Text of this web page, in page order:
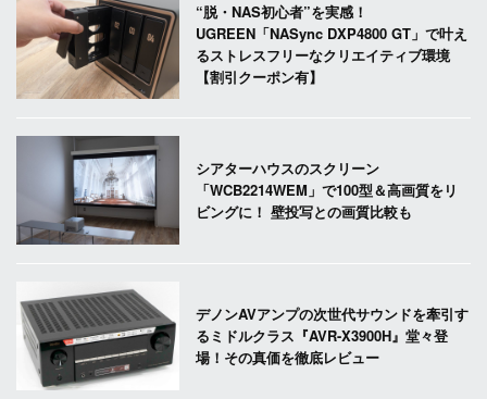
“脱・NAS初心者”を実感！
UGREEN「NASync DXP4800 GT」で叶え
るストレスフリーなクリエイティブ環境
【割引クーポン有】
シアターハウスのスクリーン
「WCB2214WEM」で100型＆高画質をリ
ビングに！ 壁投写との画質比較も
デノンAVアンプの次世代サウンドを牽引す
るミドルクラス『AVR-X3900H』堂々登
場！その真価を徹底レビュー